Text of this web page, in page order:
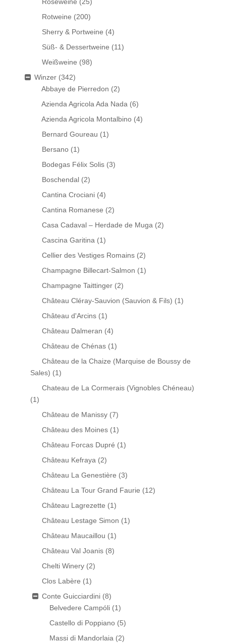
Roséweine (25)
Rotweine (200)
Sherry & Portweine (4)
Süß- & Dessertweine (11)
Weißweine (98)
Winzer (342)
Abbaye de Pierredon (2)
Azienda Agricola Ada Nada (6)
Azienda Agricola Montalbino (4)
Bernard Goureau (1)
Bersano (1)
Bodegas Félix Solis (3)
Boschendal (2)
Cantina Crociani (4)
Cantina Romanese (2)
Casa Cadaval – Herdade de Muga (2)
Cascina Garitina (1)
Cellier des Vestiges Romains (2)
Champagne Billecart-Salmon (1)
Champagne Taittinger (2)
Château Cléray-Sauvion (Sauvion & Fils) (1)
Château d'Arcins (1)
Château Dalmeran (4)
Château de Chénas (1)
Château de la Chaize (Marquise de Boussy de
Sales) (1)
Chateau de La Cormerais (Vignobles Chéneau)
(1)
Château de Manissy (7)
Château des Moines (1)
Château Forcas Dupré (1)
Château Kefraya (2)
Château La Genestière (3)
Château La Tour Grand Faurie (12)
Château Lagrezette (1)
Château Lestage Simon (1)
Château Maucaillou (1)
Château Val Joanis (8)
Chelti Winery (2)
Clos Labère (1)
Conte Guicciardini (8)
Belvedere Campóli (1)
Castello di Poppiano (5)
Massi di Mandorlaia (2)